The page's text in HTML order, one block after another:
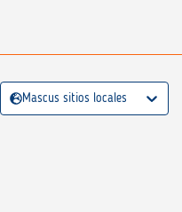
Mascus sitios locales